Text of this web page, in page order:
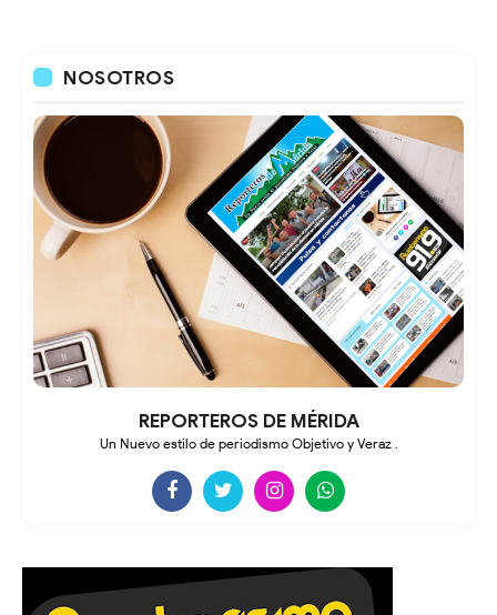
NOSOTROS
REPORTEROS DE MÉRIDA
Un Nuevo estilo de periodismo Objetivo y Veraz .